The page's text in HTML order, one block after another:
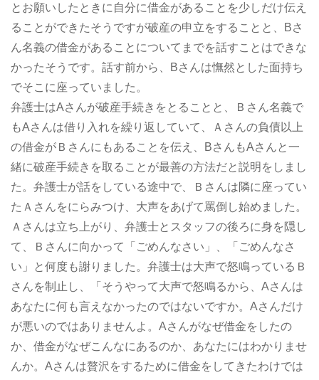
とお願いしたときに自分に借金があることを少しだけ伝え
ることができたそうですが破産の申立をすることと、Bさ
ん名義の借金があることについてまでを話すことはできな
かったそうです。話す前から、Bさんは憮然とした面持ち
でそこに座っていました。
弁護士はAさんが破産手続きをとることと、Ｂさん名義で
もAさんは借り入れを繰り返していて、Ａさんの負債以上
の借金がＢさんにもあることを伝え、BさんもAさんと一
緒に破産手続きを取ることが最善の方法だと説明をしまし
た。弁護士が話をしている途中で、Ｂさんは隣に座ってい
たＡさんをにらみつけ、大声をあげて罵倒し始めました。
Ａさんは立ち上がり、弁護士とスタッフの後ろに身を隠し
て、Ｂさんに向かって「ごめんなさい」、「ごめんなさ
い」と何度も謝りました。弁護士は大声で怒鳴っているＢ
さんを制止し、「そうやって大声で怒鳴るから、Aさんは
あなたに何も言えなかったのではないですか。Aさんだけ
が悪いのではありませんよ。Aさんがなぜ借金をしたの
か、借金がなぜこんなにあるのか、あなたにはわかりませ
んか。Aさんは贅沢をするために借金をしてきたわけでは